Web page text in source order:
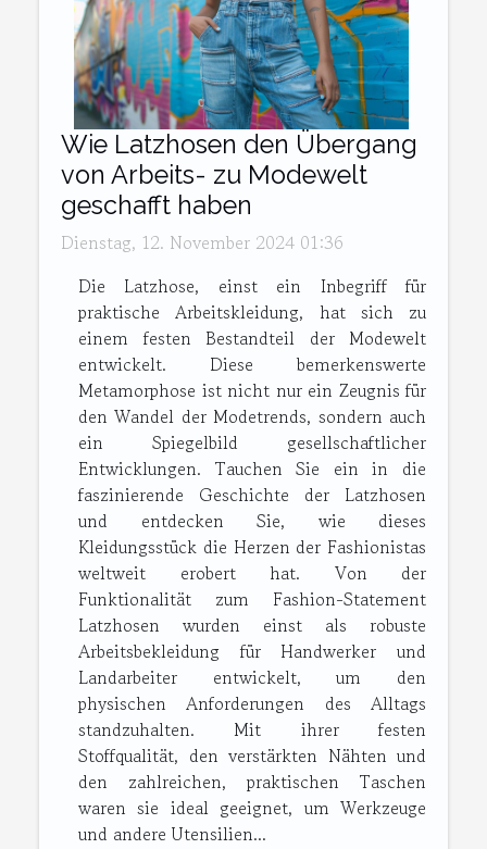
Wie Latzhosen den Übergang
von Arbeits- zu Modewelt
geschafft haben
Dienstag, 12. November 2024 01:36
Die Latzhose, einst ein Inbegriff für
praktische Arbeitskleidung, hat sich zu
einem festen Bestandteil der Modewelt
entwickelt. Diese bemerkenswerte
Metamorphose ist nicht nur ein Zeugnis für
den Wandel der Modetrends, sondern auch
ein Spiegelbild gesellschaftlicher
Entwicklungen. Tauchen Sie ein in die
faszinierende Geschichte der Latzhosen
und entdecken Sie, wie dieses
Kleidungsstück die Herzen der Fashionistas
weltweit erobert hat. Von der
Funktionalität zum Fashion-Statement
Latzhosen wurden einst als robuste
Arbeitsbekleidung für Handwerker und
Landarbeiter entwickelt, um den
physischen Anforderungen des Alltags
standzuhalten. Mit ihrer festen
Stoffqualität, den verstärkten Nähten und
den zahlreichen, praktischen Taschen
waren sie ideal geeignet, um Werkzeuge
und andere Utensilien...